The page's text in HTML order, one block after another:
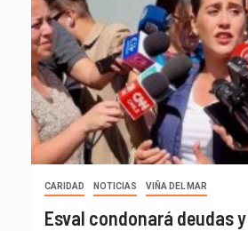
CARIDAD NOTICIAS VIÑA DEL MAR
Esval condonará deudas